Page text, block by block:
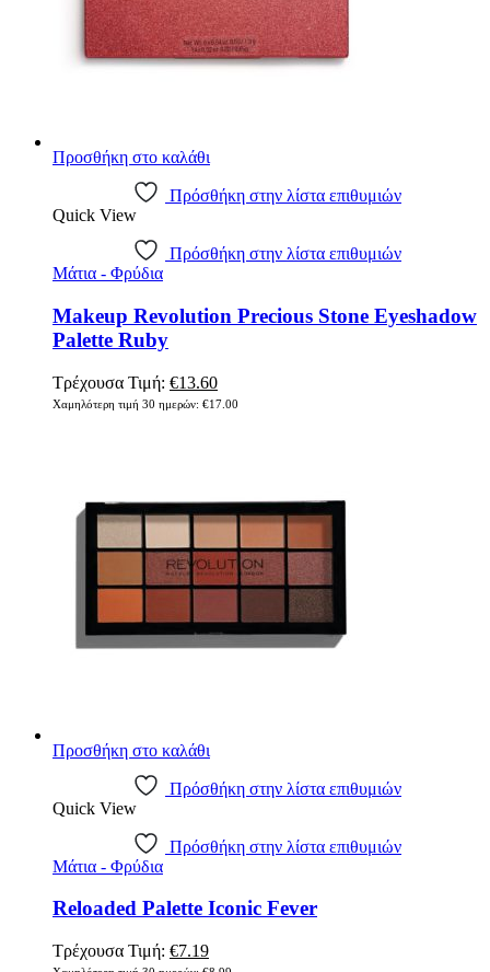
Προσθήκη στο καλάθι
Πρόσθήκη στην λίστα επιθυμιών
Quick View
Πρόσθήκη στην λίστα επιθυμιών
Μάτια - Φρύδια
Makeup Revolution Precious Stone Eyeshadow
Palette Ruby
Τρέχουσα Τιμή: Original
price
€13.60Η
τρέχουσα
Χαμηλότερη τιμή 30 ημερών: €17.00
Προσθήκη στο καλάθι
Πρόσθήκη στην λίστα επιθυμιών
Quick View
Πρόσθήκη στην λίστα επιθυμιών
Μάτια - Φρύδια
Reloaded Palette Iconic Fever
Τρέχουσα Τιμή: Original
€7.19Η